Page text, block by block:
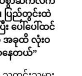
ပြည်တွင်းထဲ
ပေါ်ပေါ်ထင်
ခုထိ လုံးဝ
နေတယ်”